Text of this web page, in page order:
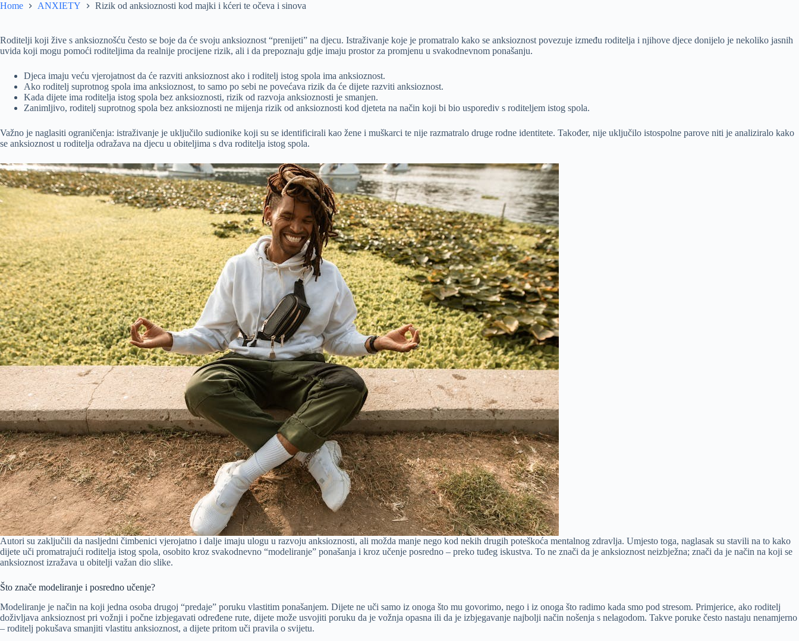
Home ANXIETY Rizik od anksioznosti kod majki i kćeri te očeva i sinova
Roditelji koji žive s anksioznošću često se boje da će svoju anksioznost “prenijeti” na djecu. Istraživanje koje je promatralo kako se anksioznost povezuje između roditelja i njihove djece donijelo je nekoliko jasnih
uvida koji mogu pomoći roditeljima da realnije procijene rizik, ali i da prepoznaju gdje imaju prostor za promjenu u svakodnevnom ponašanju.
Djeca imaju veću vjerojatnost da će razviti anksioznost ako i roditelj istog spola ima anksioznost.
Ako roditelj suprotnog spola ima anksioznost, to samo po sebi ne povećava rizik da će dijete razviti anksioznost.
Kada dijete ima roditelja istog spola bez anksioznosti, rizik od razvoja anksioznosti je smanjen.
Zanimljivo, roditelj suprotnog spola bez anksioznosti ne mijenja rizik od anksioznosti kod djeteta na način koji bi bio usporediv s roditeljem istog spola.
Važno je naglasiti ograničenja: istraživanje je uključilo sudionike koji su se identificirali kao žene i muškarci te nije razmatralo druge rodne identitete. Također, nije uključilo istospolne parove niti je analiziralo kako
se anksioznost u roditelja odražava na djecu u obiteljima s dva roditelja istog spola.
Autori su zaključili da nasljedni čimbenici vjerojatno i dalje imaju ulogu u razvoju anksioznosti, ali možda manje nego kod nekih drugih poteškoća mentalnog zdravlja. Umjesto toga, naglasak su stavili na to kako
dijete uči promatrajući roditelja istog spola, osobito kroz svakodnevno “modeliranje” ponašanja i kroz učenje posredno – preko tuđeg iskustva. To ne znači da je anksioznost neizbježna; znači da je način na koji se
anksioznost izražava u obitelji važan dio slike.
Što znače modeliranje i posredno učenje?
Modeliranje je način na koji jedna osoba drugoj “predaje” poruku vlastitim ponašanjem. Dijete ne uči samo iz onoga što mu govorimo, nego i iz onoga što radimo kada smo pod stresom. Primjerice, ako roditelj
doživljava anksioznost pri vožnji i počne izbjegavati određene rute, dijete može usvojiti poruku da je vožnja opasna ili da je izbjegavanje najbolji način nošenja s nelagodom. Takve poruke često nastaju nenamjerno
– roditelj pokušava smanjiti vlastitu anksioznost, a dijete pritom uči pravila o svijetu.